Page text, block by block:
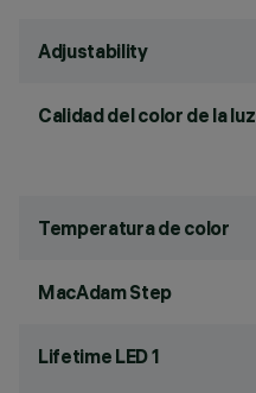
Adjustability
Calidad del color de la luz
Temperatura de color
MacAdam Step
Lifetime LED 1